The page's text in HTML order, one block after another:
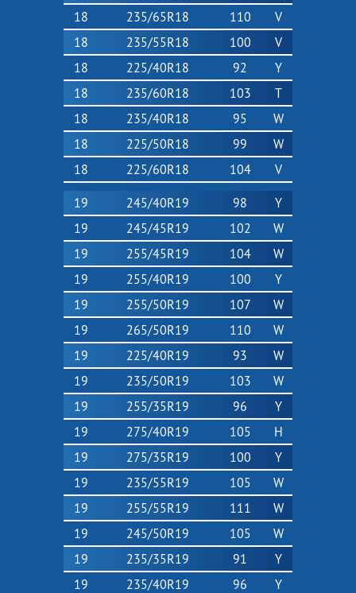
18
235/65R18 110
V
18
235/55R18 100
V
18
225/40R18 92
Y
18
235/60R18 103
T
18
235/40R18 95
W
18
225/50R18 99
W
18
225/60R18 104 V
19 245/40R19 98
Y
19
245/45R19 102
W
19
255/45R19 104
W
19
255/40R19 100
Y
19
255/50R19 107
W
19
265/50R19 110
W
19
225/40R19 93
W
19
235/50R19 103
W
19
255/35R19 96
Y
19
275/40R19 105
H
19
275/35R19 100
Y
19
235/55R19 105
W
19
255/55R19 111
W
19
245/50R19 105
W
19
235/35R19 91
Y
19
235/40R19 96 Y